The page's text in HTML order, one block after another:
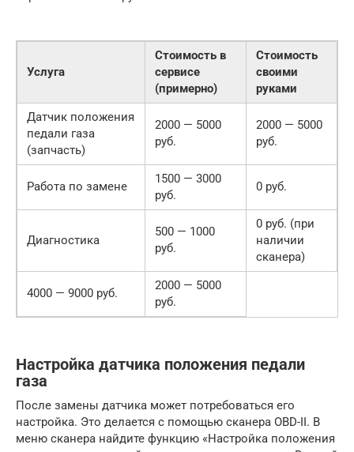
Услуга
Стоимость в
сервисе
(примерно)
Стоимость
своими
руками
Датчик положения
педали газа
(запчасть)
2000 — 5000
руб.
2000 — 5000
руб.
Работа по замене
1500 — 3000
руб.
0 руб.
Диагностика
500 — 1000
руб.
0 руб. (при
наличии
сканера)
4000 — 9000 руб.
2000 — 5000
руб.
Настройка датчика положения педали
газа
После замены датчика может потребоваться его
настройка. Это делается с помощью сканера OBD-II. В
меню сканера найдите функцию «Настройка положения